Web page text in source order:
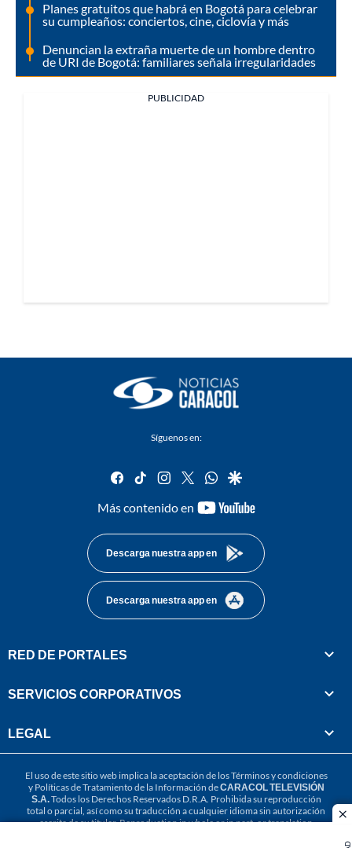
Planes gratuitos que habrá en Bogotá para celebrar
su cumpleaños: conciertos, cine, ciclovía y más
Denuncian la extraña muerte de un hombre dentro
de URI de Bogotá: familiares señala irregularidades
PUBLICIDAD
Síguenos en:
facebook
tiktok instagram
twitterwhatsapp
google
Más contenido en
youtube-
Descarga nuestra app en
Descarga nuestra app en
RED DE PORTALES
SERVICIOS CORPORATIVOS
LEGAL
El uso de este sitio web implica la aceptación de losTérminos y condiciones
y Políticas de Tratamiento de la Información deCARACOL TELEVISIÓN
S.A.Todos los Derechos Reservados D.R.A. Prohibida su reproducción
total o parcial, así como su traducción a cualquier idioma sin autorización
escrita de su titular. Reproduction in whole or in part, or translation